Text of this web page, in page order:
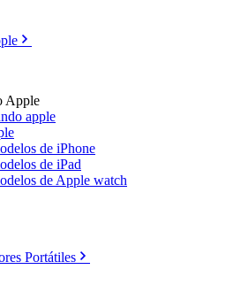
Apple
apple
de iPhone
de iPad
de Apple watch
Portátiles